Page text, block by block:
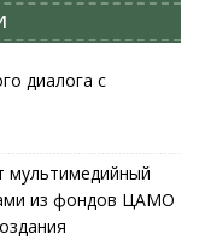
диалога с
мультимедийный
из фондов ЦАМО